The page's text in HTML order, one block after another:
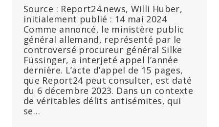
Source : Report24.news, Willi Huber,
initialement publié : 14 mai 2024
Comme annoncé, le ministère public
général allemand, représenté par le
controversé procureur général Silke
Füssinger, a interjeté appel l’année
dernière. L’acte d’appel de 15 pages,
que Report24 peut consulter, est daté
du 6 décembre 2023. Dans un contexte
de véritables délits antisémites, qui
se…